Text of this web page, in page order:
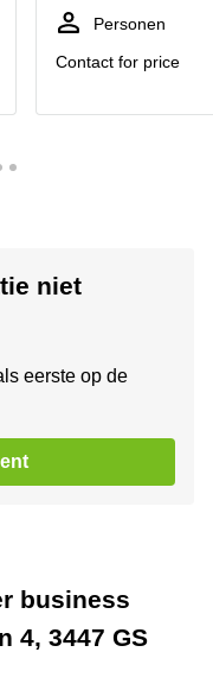
Personen
Contact for price
niet
eerste op de
business
4, 3447 GS